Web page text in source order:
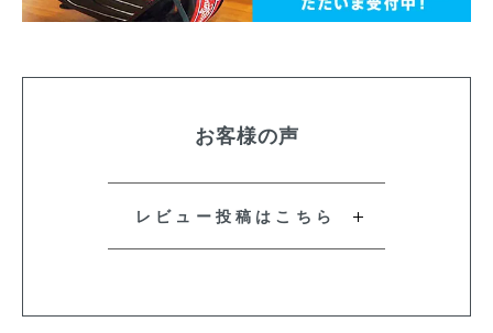
お客様の声
レビュー投稿はこちら